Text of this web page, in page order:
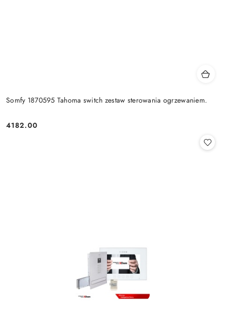
Somfy 1870595 Tahoma switch zestaw sterowania ogrzewaniem.
Cena:
4182.00